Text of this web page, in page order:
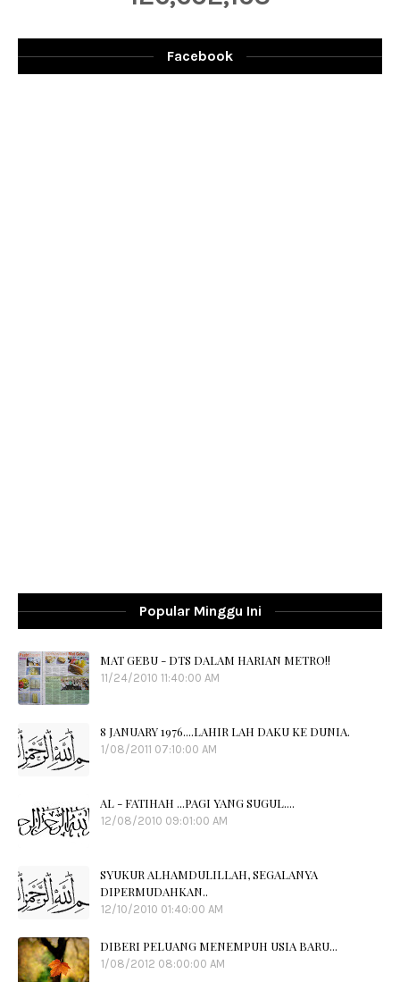
Facebook
Popular Minggu Ini
MAT GEBU - DTS DALAM HARIAN METRO!!
11/24/2010 11:40:00 AM
8 JANUARY 1976....LAHIR LAH DAKU KE DUNIA.
1/08/2011 07:10:00 AM
AL - FATIHAH ...PAGI YANG SUGUL....
12/08/2010 09:01:00 AM
SYUKUR ALHAMDULILLAH, SEGALANYA
DIPERMUDAHKAN..
12/10/2010 01:40:00 AM
DIBERI PELUANG MENEMPUH USIA BARU...
1/08/2012 08:00:00 AM